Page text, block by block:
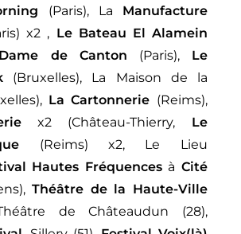
(Paris), La Manufacture
x2 , Le Bateau El Alamein
de Canton (Paris), Le
(Bruxelles), La Maison de la
La Cartonnerie (Reims),
x2 (Château-Thierry, Le
(Reims) x2, Le Lieu
Hautes Fréquencesà Cité
Théâtre de la Haute-Ville
de Châteaudun (28),